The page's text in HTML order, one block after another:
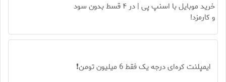
خرید موبایل با اسنپ پی | در ۴ قسط بدون سود
و کارمزد!
ایمپلنت کره‌ای درجه یک فقط 6 میلیون تومن❗